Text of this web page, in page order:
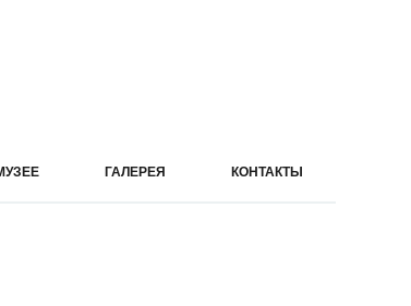
ГАЛЕРЕЯ КОНТАКТЫ